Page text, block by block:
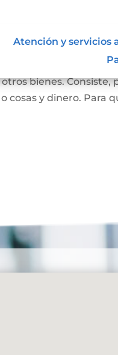
Atención y servicios
se convierta
bienes.
cosas y dinero. Para